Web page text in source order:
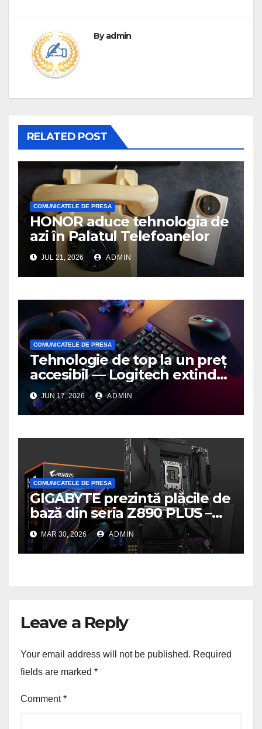
Byadmin
RELATED POST
COMUNICATELE DE PRESA
HONOR aduce tehnologia de
azi în Palatul Telefoanelor
JUL 21, 2026 ADMIN
COMUNICATELE DE PRESA
Tehnologie de top la un preț
accesibil — Logitech extinde
seria G3 cu un nou mouse și
o nouă tastatură pentru
gaming pe PC
JUN 17, 2026 ADMIN
COMUNICATELE DE PRESA
GIGABYTE prezintă plăcile de
bază din seria Z890 PLUS –
performanță de ultimă
generație la un nou nivel
MAR 30, 2026 ADMIN
Leave a Reply
Your email address will not be published. Required
fields are marked *
Comment*